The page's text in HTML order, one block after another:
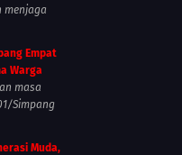
menjaga
Empat
Warga
masa
Simpang
Muda,